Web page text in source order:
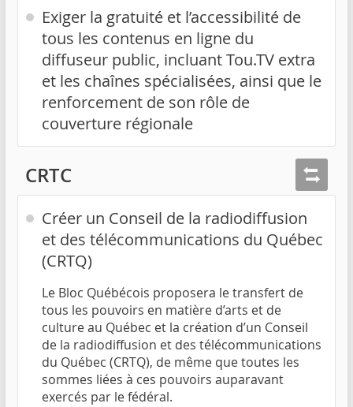
Exiger la gratuité et l’accessibilité de
tous les contenus en ligne du
diffuseur public, incluant Tou.TV extra
et les chaînes spécialisées, ainsi que le
renforcement de son rôle de
couverture régionale
CRTC
Créer un Conseil de la radiodiffusion
et des télécommunications du Québec
(CRTQ)
Le Bloc Québécois proposera le transfert de
tous les pouvoirs en matière d’arts et de
culture au Québec et la création d’un Conseil
de la radiodiffusion et des télécommunications
du Québec (CRTQ), de même que toutes les
sommes liées à ces pouvoirs auparavant
exercés par le fédéral.